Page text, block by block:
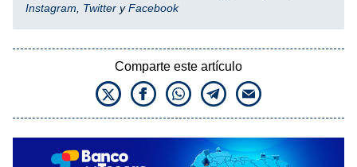
Instagram
Twitter yFacebook
Comparte este artículo